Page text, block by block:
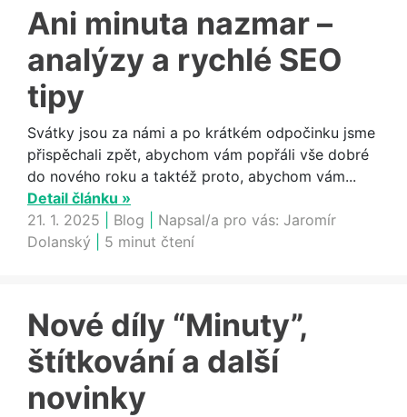
Ani minuta nazmar –
analýzy a rychlé SEO
tipy
Svátky jsou za námi a po krátkém odpočinku jsme
přispěchali zpět, abychom vám popřáli vše dobré
do nového roku a taktéž proto, abychom vám...
Detail článku »
21. 1. 2025
Blog Napsal/a pro vás: Jaromír
Dolanský
5 minut čtení
Nové díly “Minuty”,
štítkování a další
novinky